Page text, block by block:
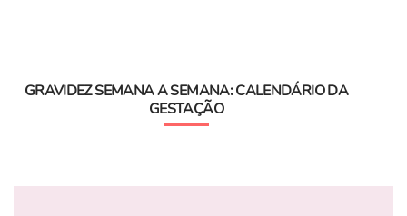
GRAVIDEZ SEMANA A SEMANA: CALENDÁRIO DA
GESTAÇÃO